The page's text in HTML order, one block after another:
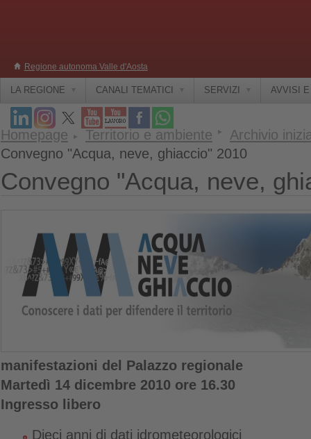
Regione autonoma Valle d'Aosta
LA REGIONE CANALI TEMATICI SERVIZI AVVISI
Homepage Territorio e ambiente
Archivio
Convegno "Acqua, neve, ghiaccio" 2010
Convegno "Acqua, neve,
manifestazioni del Palazzo regionale
Martedì 14 dicembre 2010 ore 16.30
Ingresso libero
Dieci anni di dati idrometeorologici